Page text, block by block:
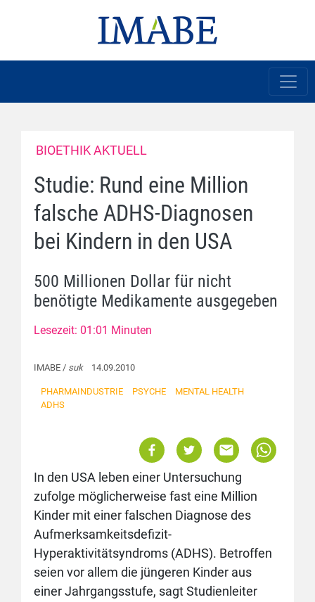
BIOETHIK AKTUELL
Studie: Rund eine Million
falsche ADHS-Diagnosen
bei Kindern in den USA
500 Millionen Dollar für nicht
benötigte Medikamente ausgegeben
Lesezeit: 01:01 Minuten
IMABE / suk14.09.2010
PHARMAINDUSTRIE PSYCHE
MENTAL HEALTH
ADHS
In den USA leben einer Untersuchung
zufolge möglicherweise fast eine Million
Kinder mit einer falschen Diagnose des
Aufmerksamkeitsdefizit-
Hyperaktivitätsyndroms (ADHS). Betroffen
seien vor allem die jüngeren Kinder aus
einer Jahrgangsstufe, sagt Studienleiter